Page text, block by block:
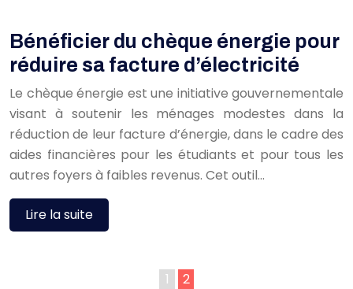
Bénéficier du chèque énergie pour
réduire sa facture d’électricité
Le chèque énergie est une initiative gouvernementale
visant à soutenir les ménages modestes dans la
réduction de leur facture d’énergie, dans le cadre des
aides financières pour les étudiants et pour tous les
autres foyers à faibles revenus. Cet outil…
Lire la suite
1 2